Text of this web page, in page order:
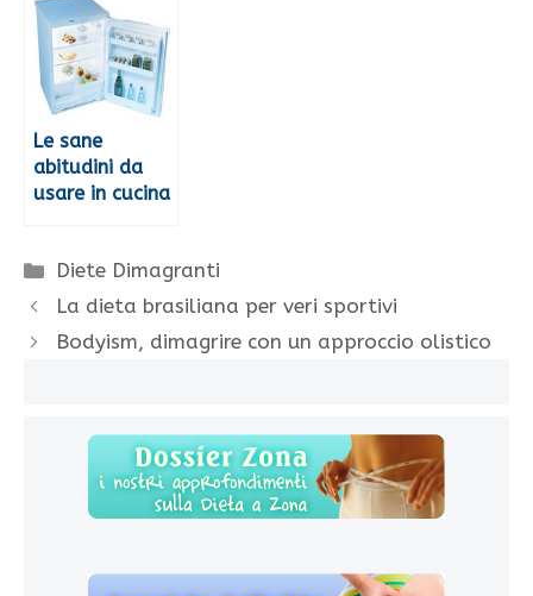
Le sane
abitudini da
usare in cucina
Categorie
Diete Dimagranti
La dieta brasiliana per veri sportivi
Bodyism, dimagrire con un approccio olistico